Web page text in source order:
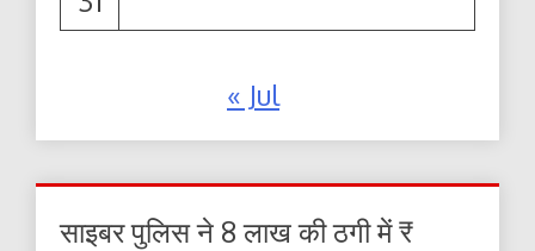
« Jul
साइबर पुलिस ने 8 लाख की ठगी में ₹